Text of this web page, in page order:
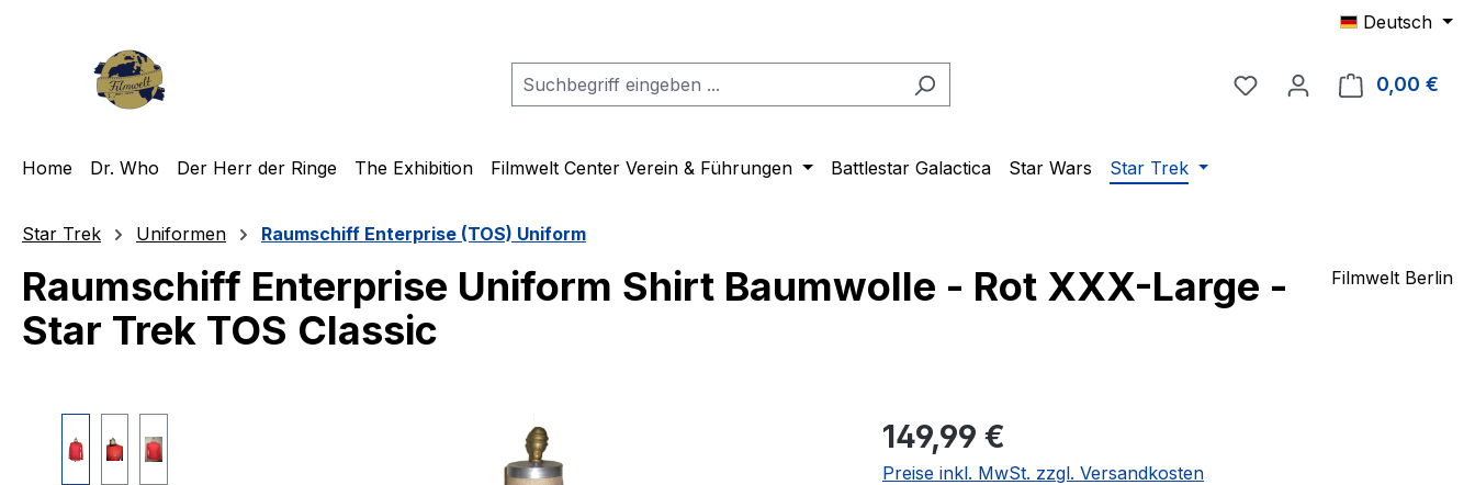
Deutsch
Du hast 0 Produkte auf
0,00 €
Home Dr. Who Der Herr der Ringe The Exhibition Filmwelt Center Verein & Führungen Battlestar Galactica Star Wars Star Trek
Star Trek Uniformen Raumschiff Enterprise (TOS) Uniform
Raumschiff Enterprise Uniform Shirt Baumwolle - Rot XXX-Large -
Star Trek TOS Classic
Filmwelt Berlin
Regulärer Preis:
149,99 €
Preise inkl. MwSt. zzgl. Versandkosten